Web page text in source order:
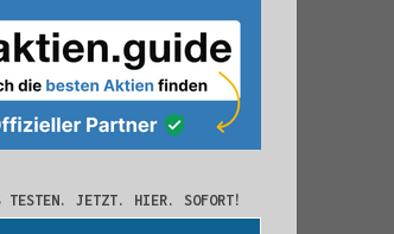
TESTEN. JETZT. HIER. SOFORT!